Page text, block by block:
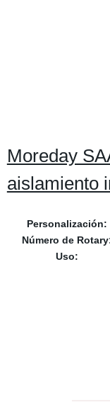
Moreday
aislamiento
Personalización:
Número de
Uso: